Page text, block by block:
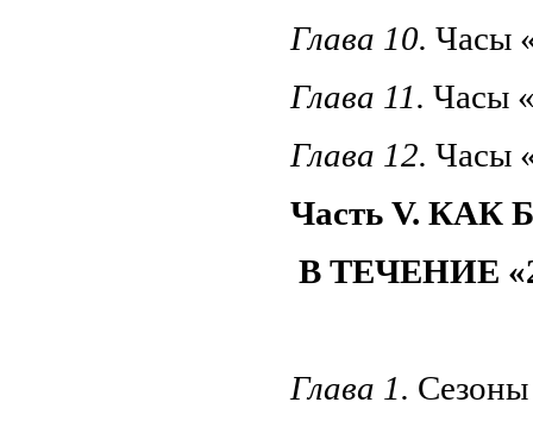
Глава 10. Часы
Глава 11. Часы
Глава 12. Часы
Часть V. КАК
В ТЕЧЕНИЕ
Глава 1.